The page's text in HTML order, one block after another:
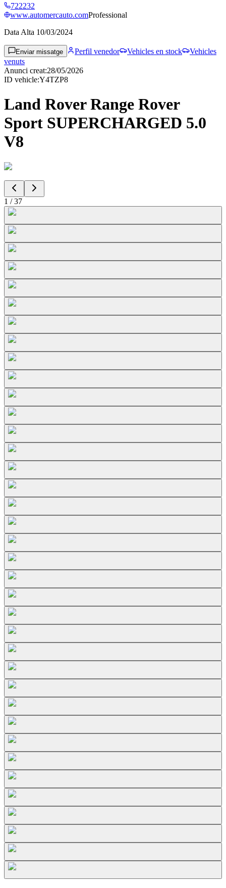
722232
www.automercauto.comProfessional
Data Alta 10/03/2024
Enviar missatge Perfil venedor Vehicles en stock
Vehicles
venuts
Anunci creat:28/05/2026
ID vehicle:Y4TZP8
Land Rover Range Rover
Sport SUPERCHARGED 5.0
V8
1 /37